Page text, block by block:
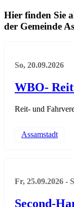
Hier finden Sie
der Gemeinde
So, 20.09.2026
WBO-
Reit- und
Assamstadt
Fr, 25.09.2026 -
Second-